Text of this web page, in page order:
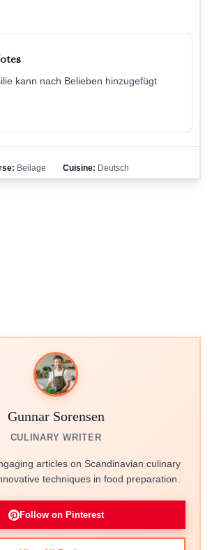
kann nach Belieben hinzugefügt
Beilage Cuisine: Deutsch
Gunnar Sorensen
CULINARY WRITER
articles on Scandinavian culinary
techniques in food preparation.
Follow on Pinterest